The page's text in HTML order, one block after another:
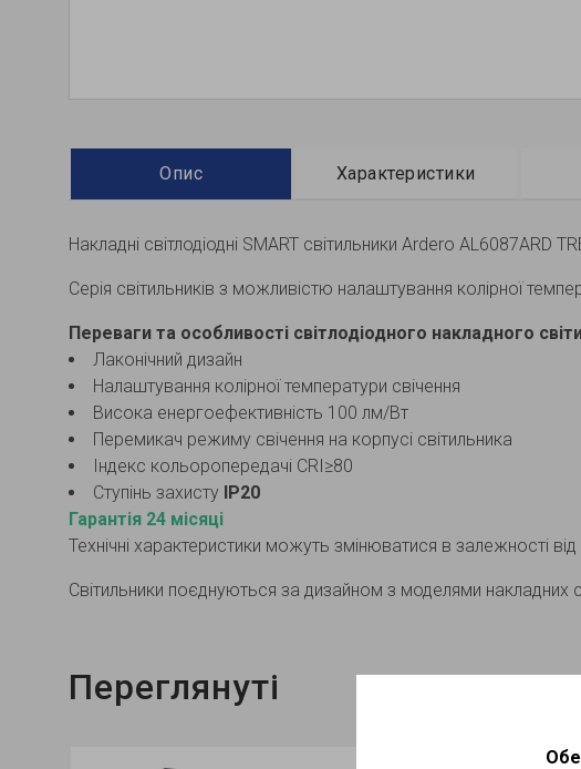
Опис Характеристики
Накладні світлодіодні SMART світильники Ardero AL6087ARD
Серія світильників з можливістю налаштування колірної
Переваги та особливості cвітлодіодного накладного
Лаконічний дизайн
Налаштування колірної температури свічення
Висока енергоефективність 100 лм/Вт
Перемикач режиму свічення на корпусі світильника
Індекс кольоропередачі CRI≥80
Ступінь захисту IP20
Гарантія 24 місяці
Технічні характеристики можуть змінюватися в залежності від
Світильники поєднуються за дизайном з моделями накладних
Переглянуті